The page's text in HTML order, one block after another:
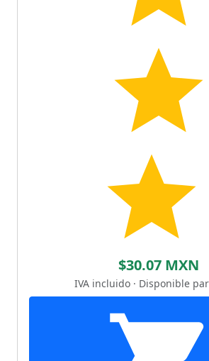
$30.07 MXN
IVA incluido · Disponible